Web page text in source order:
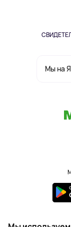
Мы на
Одежда и
2023-